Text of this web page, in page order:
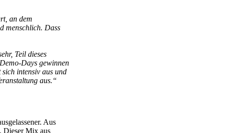
an dem
menschlich. Dass
Teil dieses
Days gewinnen
intensiv aus und
aus.“
Aus
Dieser Mix aus